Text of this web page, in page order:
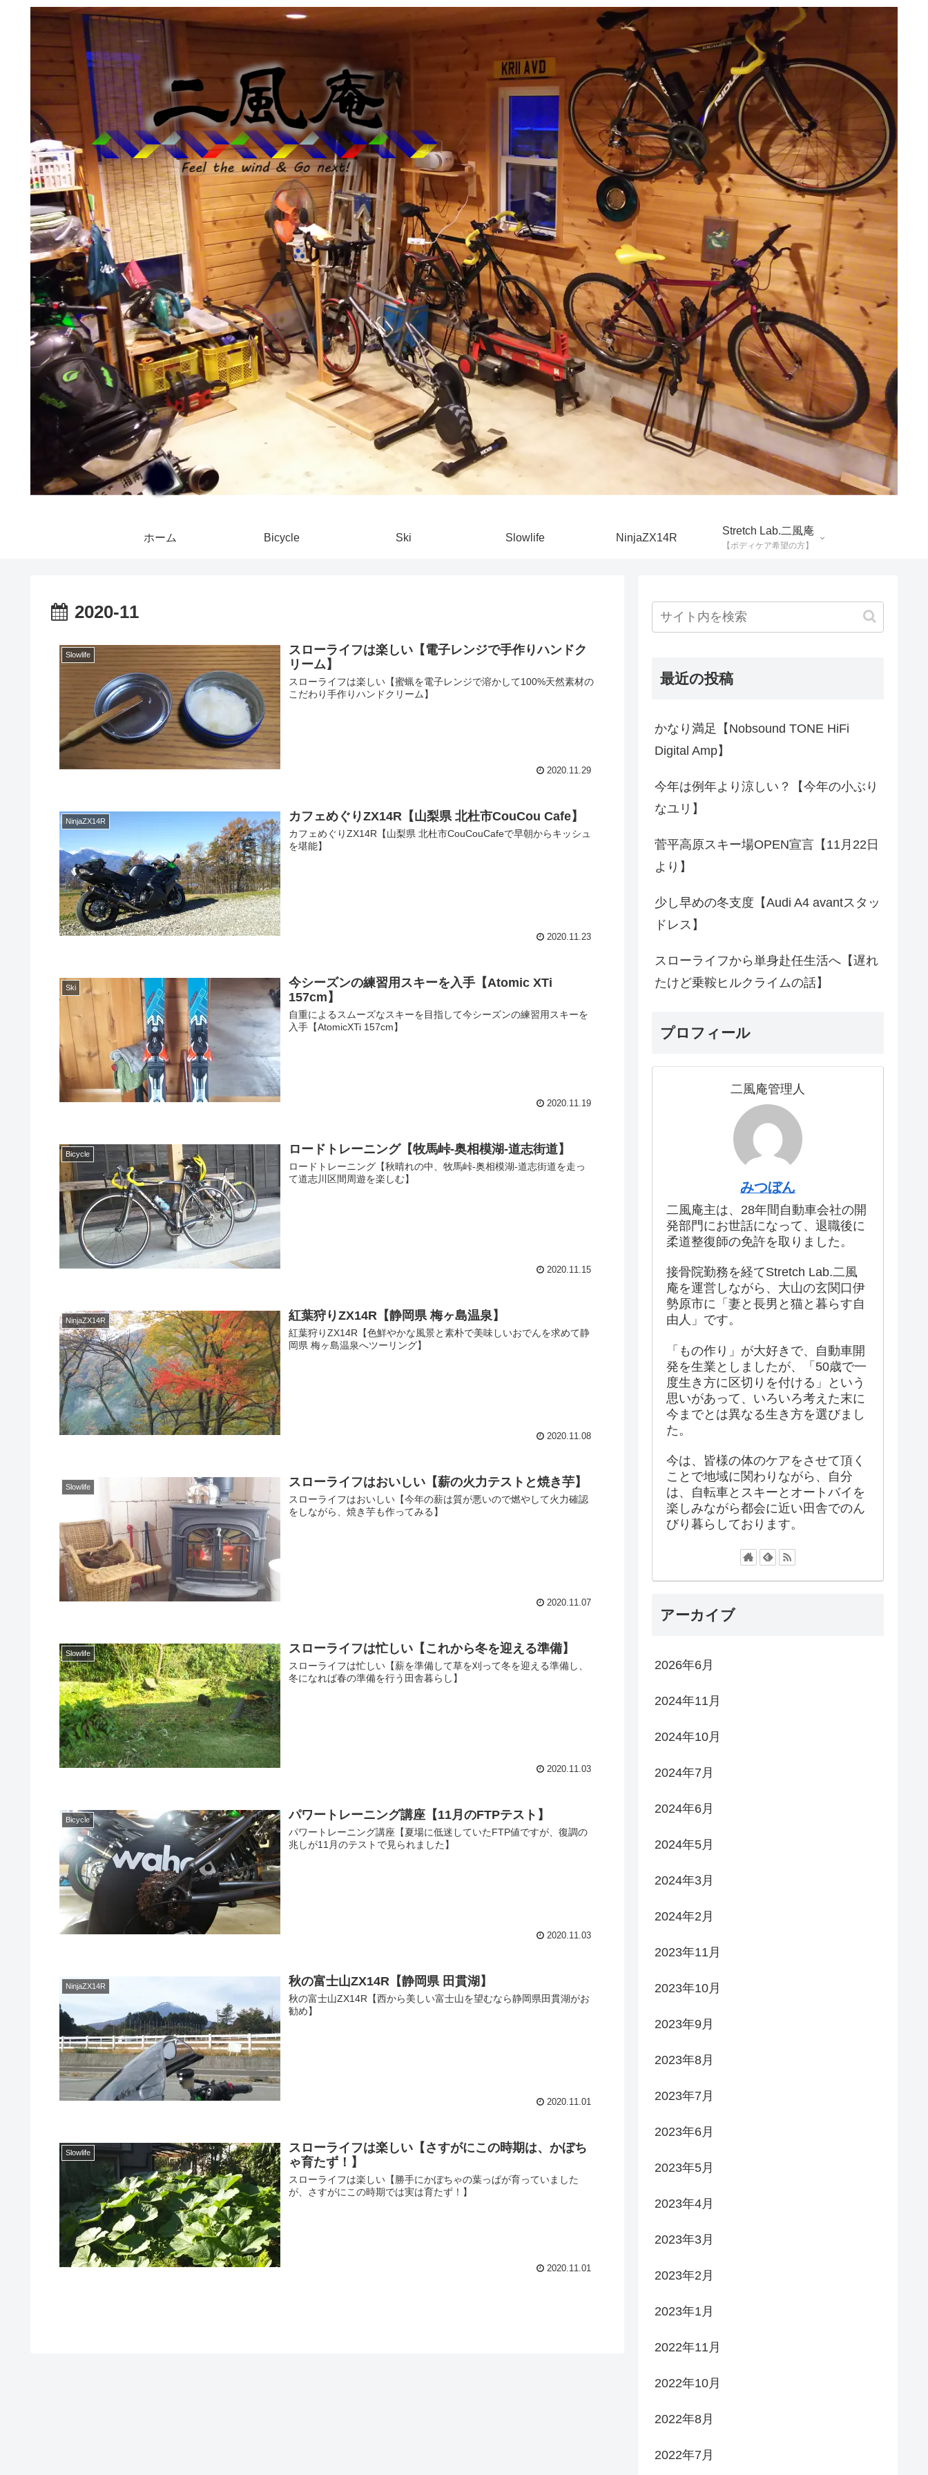
ホーム Bicycle Ski Slowlife NinjaZX14R
Stretch Lab.二風庵
【ボディケア希望の方】
2020-11
Slowlife
スローライフは楽しい【電子レンジで手作りハンドク
リーム】
スローライフは楽しい【蜜蝋を電子レンジで溶かして100%天然素材の
こだわり手作りハンドクリーム】
2020.11.29
NinjaZX14R カフェめぐりZX14R【山梨県 北杜市CouCou Cafe】
カフェめぐりZX14R【山梨県 北杜市CouCouCafeで早朝からキッシュ
を堪能】
2020.11.23
Ski
今シーズンの練習用スキーを入手【Atomic XTi
157cm】
自重によるスムーズなスキーを目指して今シーズンの練習用スキーを
入手【AtomicXTi 157cm】
2020.11.19
Bicycle ロードトレーニング【牧馬峠-奥相模湖-道志街道】
ロードトレーニング【秋晴れの中、牧馬峠-奥相模湖-道志街道を走っ
て道志川区間周遊を楽しむ】
2020.11.15
NinjaZX14R 紅葉狩りZX14R【静岡県 梅ヶ島温泉】
紅葉狩りZX14R【色鮮やかな風景と素朴で美味しいおでんを求めて静
岡県 梅ヶ島温泉へツーリング】
2020.11.08
Slowlife スローライフはおいしい【薪の火力テストと焼き芋】
スローライフはおいしい【今年の薪は質が悪いので燃やして火力確認
をしながら、焼き芋も作ってみる】
2020.11.07
Slowlife スローライフは忙しい【これから冬を迎える準備】
スローライフは忙しい【薪を準備して草を刈って冬を迎える準備し、
冬になれば春の準備を行う田舎暮らし】
2020.11.03
Bicycle パワートレーニング講座【11月のFTPテスト】
パワートレーニング講座【夏場に低迷していたFTP値ですが、復調の
兆しが11月のテストで見られました】
2020.11.03
NinjaZX14R 秋の富士山ZX14R【静岡県 田貫湖】
秋の富士山ZX14R【西から美しい富士山を望むなら静岡県田貫湖がお
勧め】
2020.11.01
Slowlife
スローライフは楽しい【さすがにこの時期は、かぼち
ゃ育たず！】
スローライフは楽しい【勝手にかぼちゃの葉っぱが育っていました
が、さすがにこの時期では実は育たず！】
2020.11.01
最近の投稿
かなり満足【Nobsound TONE HiFi
Digital Amp】
今年は例年より涼しい？【今年の小ぶり
なユリ】
菅平高原スキー場OPEN宣言【11月22日
より】
少し早めの冬支度【Audi A4 avantスタッ
ドレス】
スローライフから単身赴任生活へ【遅れ
たけど乗鞍ヒルクライムの話】
プロフィール
二風庵管理人
みつぼん
二風庵主は、28年間自動車会社の開
発部門にお世話になって、退職後に
柔道整復師の免許を取りました。
接骨院勤務を経てStretch Lab.二風
庵を運営しながら、大山の玄関口伊
勢原市に「妻と長男と猫と暮らす自
由人」です。
「もの作り」が大好きで、自動車開
発を生業としましたが、「50歳で一
度生き方に区切りを付ける」という
思いがあって、いろいろ考えた末に
今までとは異なる生き方を選びまし
た。
今は、皆様の体のケアをさせて頂く
ことで地域に関わりながら、自分
は、自転車とスキーとオートバイを
楽しみながら都会に近い田舎でのん
びり暮らしております。
アーカイブ
2026年6月
2024年11月
2024年10月
2024年7月
2024年6月
2024年5月
2024年3月
2024年2月
2023年11月
2023年10月
2023年9月
2023年8月
2023年7月
2023年6月
2023年5月
2023年4月
2023年3月
2023年2月
2023年1月
2022年11月
2022年10月
2022年8月
2022年7月